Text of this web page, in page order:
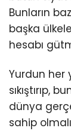
Bunların
başka
hesabı
Yurdun her
sıkıştırıp,
dünya
sahip